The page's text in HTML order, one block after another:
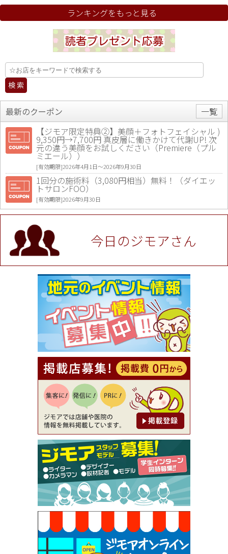
ランキングをもっと見る
最新のクーポン
一覧
【ジモア限定特典②】美顔＋フォトフェイシャル )
9,350円→7,700円 真皮層に働きかけて代謝UP! 次
元の違う美顔をお試しください（Premiere（プル
ミエール））
[有効期限]2026年4月1日〜2026年9月30日
1回分の施術料（3,080円相当）無料！（ダイエッ
トサロンFOO）
[有効期限]2026年9月30日
値段提示後「ジモア見た」で更に買い取り金額 U
P！※チケットと新品商品は除く（大黒屋 高田馬場
駅前店）
[有効期限]2026年9月30日
★ジモア限定特典★ お会計より全品5％OFF（ナチ
ュラル＆ハンドメイドショップ［マキマキ］）
[有効期限]2026年9月30日まで
【ジモア限定①】初回割引 特価 VIO脱毛11,000円
⇒8,800円（メンズ専門ワックス脱毛サロン Mickle
（ミックル））
[有効期限]2026年9月30日
【ジモア読者特典2】コース 3,500円→3,000円（料
理5品+2時間飲み放題）（創作イタリアン Pia Cu
ore（ピアクオーレ））
[有効期限]2026年9月30日
【ジモア読者特典1】料理全品20％OFF ※18時以
降（創作イタリアン Pia Cuore（ピアクオーレ））
[有効期限]2026年9月30日
【ジモア限定②】初回割引 特価 鼻毛脱毛 半額 2,2
00円⇒1,100円（メンズ専門ワックス脱毛サロン Mi
ckle（ミックル））
[有効期限]2026年9月30日
【ジモア限定特典①】まつ毛カール 3,850円→ 2,7
50円（Premiere（プルミエール））
[有効期限]2026年9月30日
焼き餃子 一皿サービス（餃子酒場たっちゃん 西
早稲田店）
[有効期限]2026年9月30日
今日のジモアさん